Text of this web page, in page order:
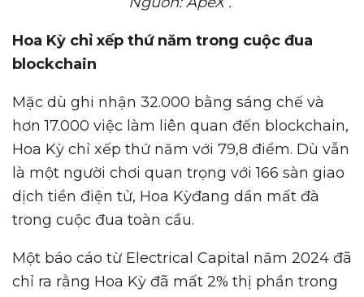
Hoa Kỳ chỉ xếp thứnăm trong cuộc đua
blockchain
Mặc dù ghi nhận 32.000 bằng sáng chế và
hơn 17.000 việc làm liên quan đến blockchain,
Hoa Kỳ chỉ xếp thứ năm với 79,8 điểm. Dù vẫn
là một người chơi quan trọng với 166 sàn giao
dịch tiền điện tử, Hoa Kỳđang dần mất đà
trong cuộc đua toàn cầu.
Một báo cáo từ Electrical Capital năm 2024 đã
chỉ ra rằng Hoa Kỳ đã mất 2% thị phần trong